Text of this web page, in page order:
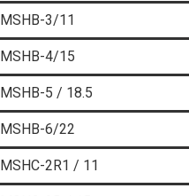
MSHB-3/11
MSHB-4/15
MSHB-5 / 18.5
MSHB-6/22
MSHC-2R1 / 11